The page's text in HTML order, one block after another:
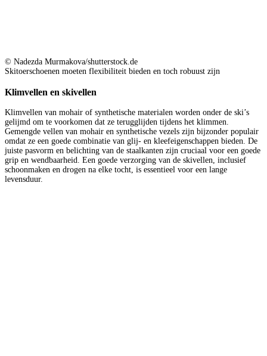
© Nadezda Murmakova/shutterstock.de
Skitoerschoenen moeten flexibiliteit bieden en toch robuust zijn
Klimvellen en skivellen
Klimvellen van mohair of synthetische materialen worden onder de ski’s
gelijmd om te voorkomen dat ze terugglijden tijdens het klimmen.
Gemengde vellen van mohair en synthetische vezels zijn bijzonder populair
omdat ze een goede combinatie van glij- en kleefeigenschappen bieden. De
juiste pasvorm en belichting van de staalkanten zijn cruciaal voor een goede
grip en wendbaarheid. Een goede verzorging van de skivellen, inclusief
schoonmaken en drogen na elke tocht, is essentieel voor een lange
levensduur.